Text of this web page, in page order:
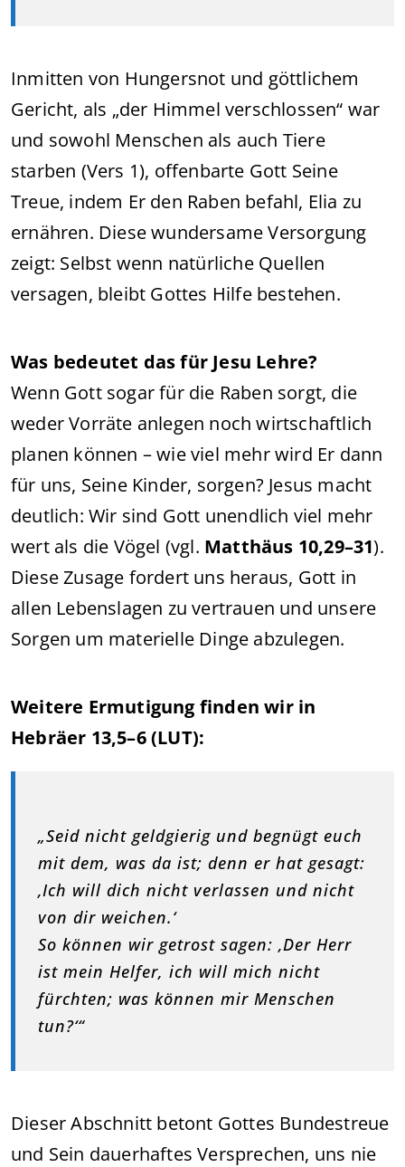
Inmitten von Hungersnot und göttlichem
Gericht, als „der Himmel verschlossen“ war
und sowohl Menschen als auch Tiere
starben (Vers 1), offenbarte Gott Seine
Treue, indem Er den Raben befahl, Elia zu
ernähren. Diese wundersame Versorgung
zeigt: Selbst wenn natürliche Quellen
versagen, bleibt Gottes Hilfe bestehen.
Was bedeutet das für Jesu Lehre?
Wenn Gott sogar für die Raben sorgt, die
weder Vorräte anlegen noch wirtschaftlich
planen können – wie viel mehr wird Er dann
für uns, Seine Kinder, sorgen? Jesus macht
deutlich: Wir sind Gott unendlich viel mehr
wert als die Vögel (vgl. Matthäus 10,29–31).
Diese Zusage fordert uns heraus, Gott in
allen Lebenslagen zu vertrauen und unsere
Sorgen um materielle Dinge abzulegen.
Weitere Ermutigung finden wir in
Hebräer 13,5–6 (LUT):
„Seid nicht geldgierig und begnügt euch
mit dem, was da ist; denn er hat gesagt:
‚Ich will dich nicht verlassen und nicht
von dir weichen.‘
So können wir getrost sagen: ‚Der Herr
ist mein Helfer, ich will mich nicht
fürchten; was können mir Menschen
tun?‘“
Dieser Abschnitt betont Gottes Bundestreue
und Sein dauerhaftes Versprechen, uns nie